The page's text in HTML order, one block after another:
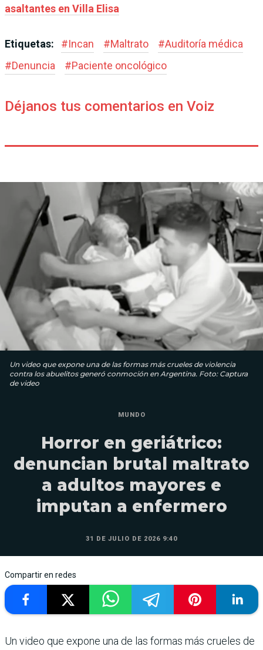
asaltantes en Villa Elisa
Etiquetas: #Incan #Maltrato #Auditoría médica
#Denuncia #Paciente oncológico
Déjanos tus comentarios en Voiz
Un video que expone una de las formas más crueles de violencia
contra los abuelitos generó conmoción en Argentina. Foto: Captura
de video
MUNDO
Horror en geriátrico:
denuncian brutal maltrato
a adultos mayores e
imputan a enfermero
31 DE JULIO DE 2026 9:40
Compartir en redes
Un video que expone una de las formas más crueles de